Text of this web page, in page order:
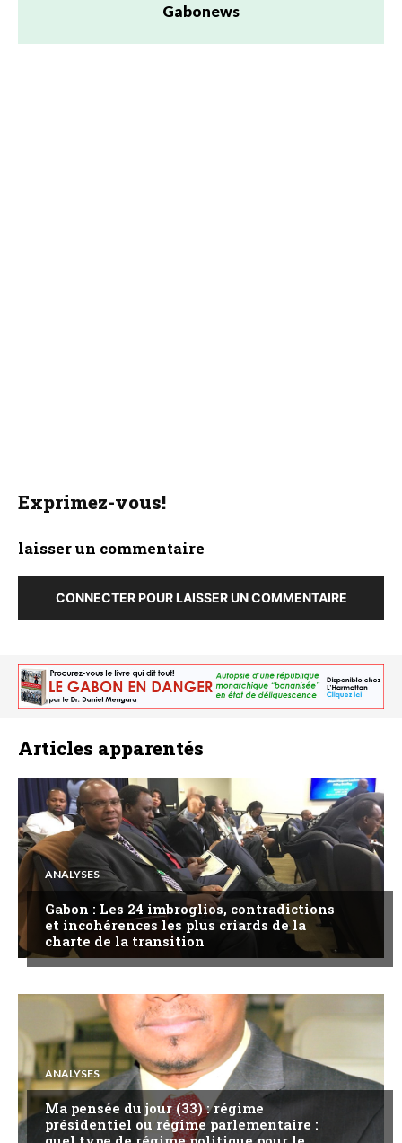
Gabonews
Exprimez-vous!
laisser un commentaire
CONNECTER POUR LAISSER UN COMMENTAIRE
Articles apparentés
ANALYSES
Gabon : Les 24 imbroglios, contradictions
et incohérences les plus criards de la
charte de la transition
ANALYSES
Ma pensée du jour (33) : régime
présidentiel ou régime parlementaire :